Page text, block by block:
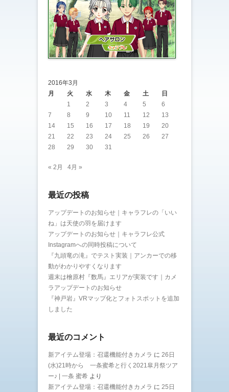
2016年3月
月
火 水 木 金 土
日
1
2 3 4 5
6
7
8 9 10 11 12
13
14
15 16 17 18 19
20
21
22 23 24 25 26
27
28
29 30 31
« 2月 4月 »
最近の投稿
アップデートのお知らせ｜キャラフレの「いい
ね」は天使の羽を届けます
アップデートのお知らせ｜キャラフレ公式
Instagramへの同時投稿について
『九頭竜の滝』でテスト実装｜アンカーでの移
動がわかりやすくなります
週末は檜原村『数馬』エリアが実装です｜カメ
ラアップデートのお知らせ
『神戸岩』VRマップ化とフォトスポットを追加
しました
最近のコメント
新アイテム登場：召還機能付きカメラ に 26日
(水)21時から 一条蜜希と行く2021皐月祭ツア
ー♪ | 一条 蜜希 より
新アイテム登場：召還機能付きカメラ に 25日